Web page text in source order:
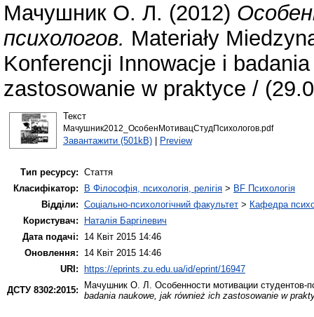
Мачушник О. Л. (2012)
психологов. Materiały
Konferencji Innowacje i
zastosowanie w praktyce /
Текст
Мачушник2012_ОсобенМотивацСтудПсихологов.pdf
Завантажити (501kB)| Preview
Тип ресурсу: Стаття
Класифікатор:
B Філософія, психологія, релігія > BF Психологія
Відділи: Соціально-психологічний факультет > Кафедра
Користувач:
Наталія Баргілевич
Дата подачі:
14 Квіт 2015 14:46
Оновлення:
14 Квіт 2015 14:46
URI:
https://eprints.zu.edu.ua/id/eprint/16947
ДСТУ 8302:2015:
Мачушник О. Л. Особенности мотивации студентов-
badania naukowe, jak rόwnież ich zastosowanie w